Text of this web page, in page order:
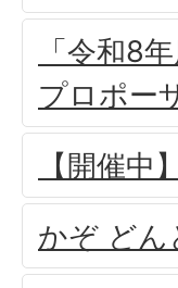
「令和8
プロポー
【開催
かぞ どん